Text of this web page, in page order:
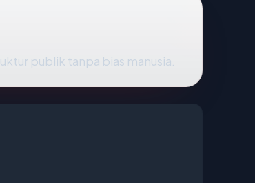
publik tanpa bias manusia.